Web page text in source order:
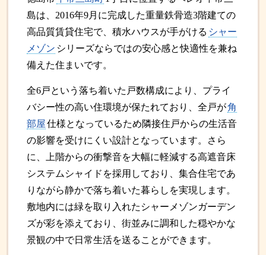
島は、2016年9月に完成した重量鉄骨造3階建ての
高品質賃貸住宅で、積水ハウスが手がける シャー
メゾン シリーズならではの安心感と快適性を兼ね
備えた住まいです。
全6戸という落ち着いた戸数構成により、プライ
バシー性の高い住環境が保たれており、全戸が角
部屋仕様となっているため隣接住戸からの生活音
の影響を受けにくい設計となっています。さら
に、上階からの衝撃音を大幅に軽減する高遮音床
システムシャイドを採用しており、集合住宅であ
りながら静かで落ち着いた暮らしを実現します。
敷地内には緑を取り入れたシャーメゾンガーデン
ズが彩を添えており、街並みに調和した穏やかな
景観の中で日常生活を送ることができます。